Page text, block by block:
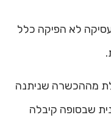
לא הפיקה כלל
מההכשרה שניתנה
שבסופה קיבלה